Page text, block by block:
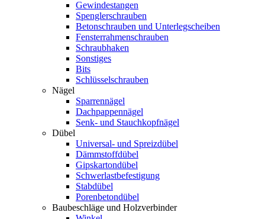
Gewindestangen
Spenglerschrauben
Betonschrauben und Unterlegscheiben
Fensterrahmenschrauben
Schraubhaken
Sonstiges
Bits
Schlüsselschrauben
Nägel
Sparrennägel
Dachpappennägel
Senk- und Stauchkopfnägel
Dübel
Universal- und Spreizdübel
Dämmstoffdübel
Gipskartondübel
Schwerlastbefestigung
Stabdübel
Porenbetondübel
Baubeschläge und Holzverbinder